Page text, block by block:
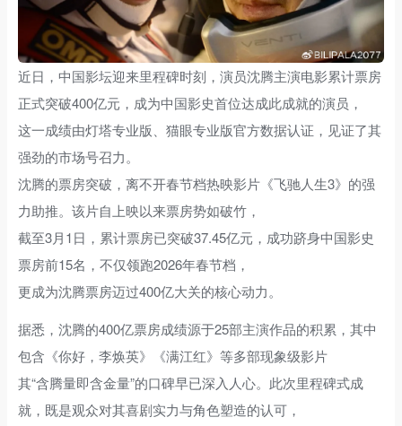
近日，中国影坛迎来里程碑时刻，演员沈腾主演电影累计票房
正式突破400亿元，成为中国影史首位达成此成就的演员，
这一成绩由灯塔专业版、猫眼专业版官方数据认证，见证了其
强劲的市场号召力。
沈腾的票房突破，离不开春节档热映影片《飞驰人生3》的强
力助推。该片自上映以来票房势如破竹，
截至3月1日，累计票房已突破37.45亿元，成功跻身中国影史
票房前15名，不仅领跑2026年春节档，
更成为沈腾票房迈过400亿大关的核心动力。
据悉，沈腾的400亿票房成绩源于25部主演作品的积累，其中
包含《你好，李焕英》《满江红》等多部现象级影片
其“含腾量即含金量”的口碑早已深入人心。此次里程碑式成
就，既是观众对其喜剧实力与角色塑造的认可，